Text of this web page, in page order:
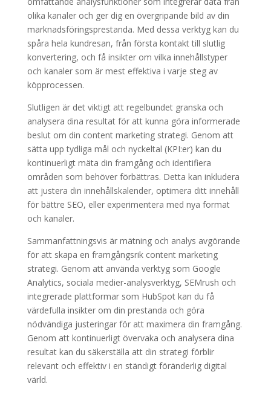
olika kanaler och ger dig en övergripande bild av din
marknadsföringsprestanda. Med dessa verktyg kan du
spåra hela kundresan, från första kontakt till slutlig
konvertering, och få insikter om vilka innehållstyper
och kanaler som är mest effektiva i varje steg av
köpprocessen.
Slutligen är det viktigt att regelbundet granska och
analysera dina resultat för att kunna göra informerade
beslut om din content marketing strategi. Genom att
sätta upp tydliga mål och nyckeltal (KPI:er) kan du
kontinuerligt mäta din framgång och identifiera
områden som behöver förbättras. Detta kan inkludera
att justera din innehållskalender, optimera ditt innehåll
för bättre SEO, eller experimentera med nya format
och kanaler.
Sammanfattningsvis är mätning och analys avgörande
för att skapa en framgångsrik content marketing
strategi. Genom att använda verktyg som Google
Analytics, sociala medier-analysverktyg, SEMrush och
integrerade plattformar som HubSpot kan du få
värdefulla insikter om din prestanda och göra
nödvändiga justeringar för att maximera din framgång.
Genom att kontinuerligt övervaka och analysera dina
resultat kan du säkerställa att din strategi förblir
relevant och effektiv i en ständigt föränderlig digital
värld.